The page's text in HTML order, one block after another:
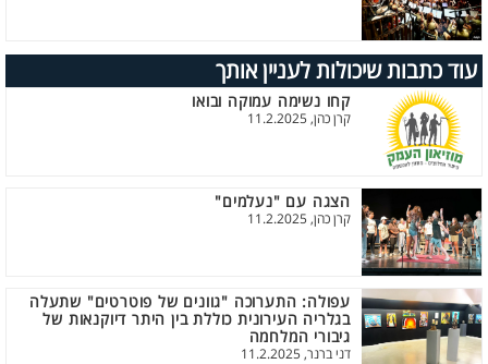
עוד כתבות שיכולות לעניין אותך
קחו נשימה עמוקה ובואו
קרן כהן, 11.2.2025
הצגה עם "נעלמים"
קרן כהן, 11.2.2025
עפולה: התערוכה "גוונים של פוטרטים" שתעלה
בגלריה העירונית כוללת בין היתר דיוקנאות של
גיבורי המלחמה
דני ברנר, 11.2.2025